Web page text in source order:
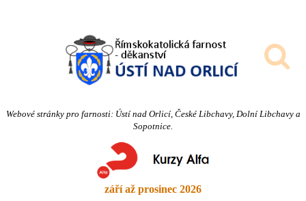
Webové stránky pro farnosti: Ústí nad Orlicí, České Libchavy, Dolní Libchavy a
Sopotnice.
září až prosinec 2026